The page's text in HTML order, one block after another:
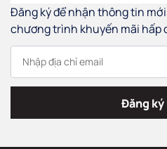
Đăng ký để nhận thông tin
chương trình khuyến mãi hấp
Đăng ký